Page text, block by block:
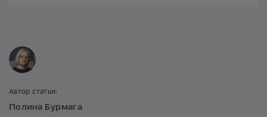
Автор статьи:
Полина Бурмага